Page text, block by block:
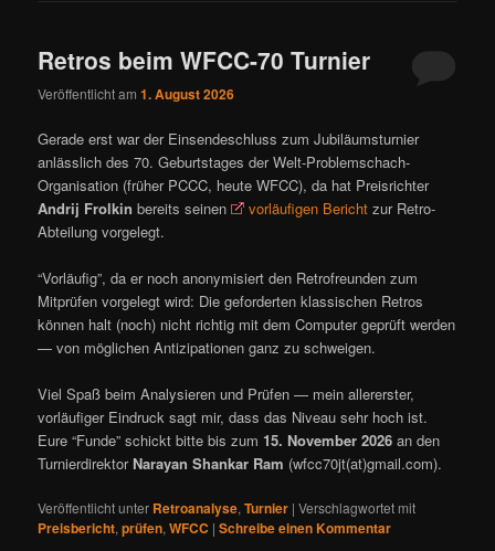
Retros beim WFCC-70 Turnier
Veröffentlicht am1. August 2026
Gerade erst war der Einsendeschluss zum Jubiläumsturnier
anlässlich des 70. Geburtstages der Welt-Problemschach-
Organisation (früher PCCC, heute WFCC), da hat Preisrichter
Andrij Frolkin bereits seinen vorläufigen Bericht zur Retro-
Abteilung vorgelegt.
“Vorläufig”, da er noch anonymisiert den Retrofreunden zum
Mitprüfen vorgelegt wird: Die geforderten klassischen Retros
können halt (noch) nicht richtig mit dem Computer geprüft werden
— von möglichen Antizipationen ganz zu schweigen.
Viel Spaß beim Analysieren und Prüfen — mein allererster,
vorläufiger Eindruck sagt mir, dass das Niveau sehr hoch ist.
Eure “Funde” schickt bitte bis zum 15. November 2026 an den
Turnierdirektor Narayan Shankar Ram (wfcc70jt(at)gmail.com).
Veröffentlicht unter Retroanalyse,Turnier |Verschlagwortet mit
Preisbericht,prüfen,WFCC |Schreibe einen Kommentar